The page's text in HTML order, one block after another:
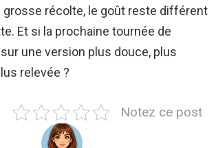
grosse récolte, le goût reste différent
Et si la prochaine tournée de
une version plus douce, plus
relevée ?
Notez ce post